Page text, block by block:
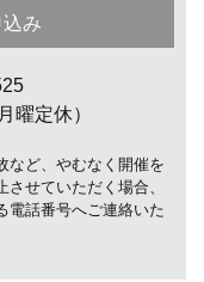
み
曜定休）
など、やむなく開催を
せていただく場合、
電話番号へご連絡いた